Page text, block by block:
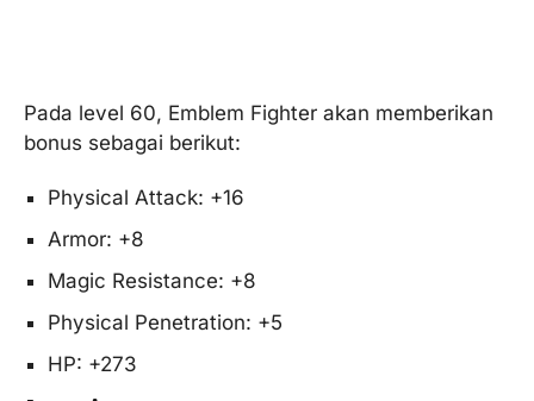
Pada level 60, Emblem Fighter akan memberikan
bonus sebagai berikut:
Physical Attack: +16
Armor: +8
Magic Resistance: +8
Physical Penetration: +5
HP: +273